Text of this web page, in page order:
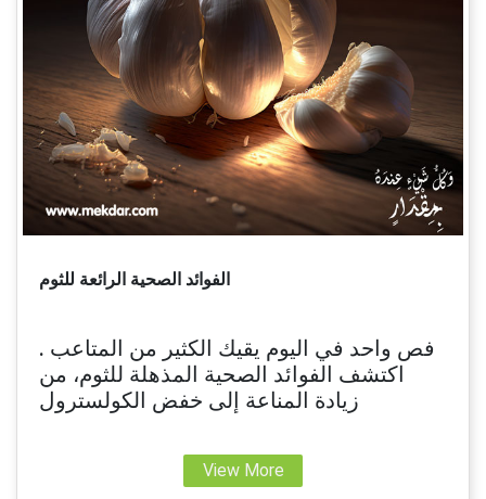
الفوائد الصحية الرائعة للثوم
فص واحد في اليوم يقيك الكثير من المتاعب .
اكتشف الفوائد الصحية المذهلة للثوم، من
زيادة المناعة إلى خفض الكولسترول
View More